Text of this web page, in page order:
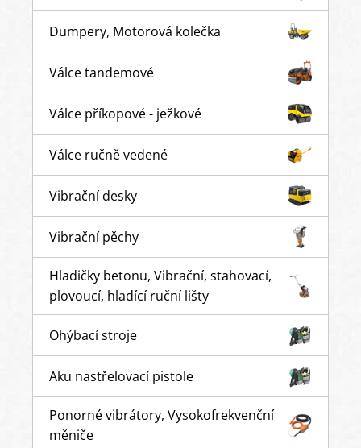
Dumpery, Motorová kolečka
Válce tandemové
Válce příkopové - ježkové
Válce ručně vedené
Vibrační desky
Vibrační pěchy
Hladičky betonu, Vibrační, stahovací,
plovoucí, hladící ruční lišty
Ohýbací stroje
Aku nastřelovací pistole
Ponorné vibrátory, Vysokofrekvenční
měniče